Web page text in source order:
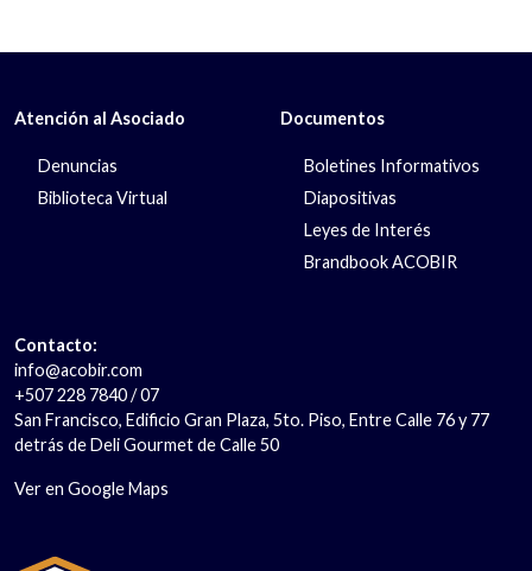
Atención al Asociado
Denuncias
Biblioteca Virtual
Documentos
Boletines Informativos
Diapositivas
Leyes de Interés
Brandbook ACOBIR
Contacto:
info@acobir.com
+507 228 7840 / 07
San Francisco, Edificio Gran Plaza, 5to. Piso, Entre Calle 76 y 77
detrás de Deli Gourmet de Calle 50
Ver en Google Maps